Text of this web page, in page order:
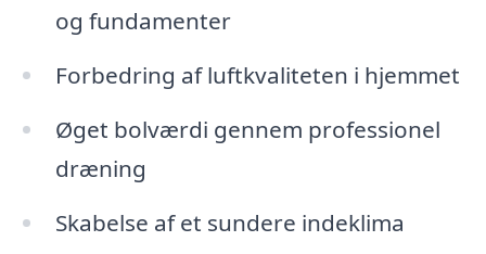
og fundamenter
Forbedring af luftkvaliteten i hjemmet
Øget bolværdi gennem professionel
dræning
Skabelse af et sundere indeklima